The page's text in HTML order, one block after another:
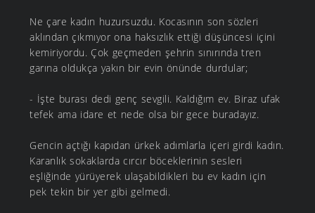
Ne çare kadın huzursuzdu. Kocasının son sözleri
aklından çıkmıyor ona haksızlık ettiği düşüncesi içini
kemiriyordu. Çok geçmeden şehrin sınırında tren
garına oldukça yakın bir evin önünde durdular;
- İşte burası dedi genç sevgili. Kaldığım ev. Biraz ufak
tefek ama idare et nede olsa bir gece buradayız.
Gencin açtığı kapıdan ürkek adımlarla içeri girdi kadın.
Karanlık sokaklarda cırcır böceklerinin sesleri
eşliğinde yürüyerek ulaşabildikleri bu ev kadın için
pek tekin bir yer gibi gelmedi.